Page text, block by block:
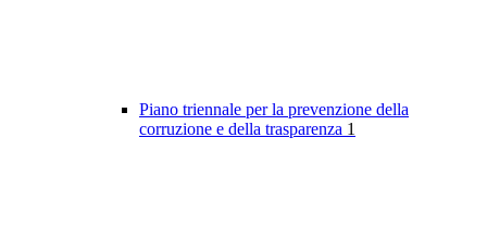
Piano triennale per la prevenzione della
corruzione e della trasparenza 1